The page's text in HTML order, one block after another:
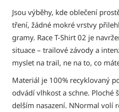
Jsou výběhy, kde oblečení
tření, žádné mokré vrstvy
gramy. Race T-Shirt 02 je
situace – trailové závody a
myslet na trail, ne na to, co
Materiál je 100% recyklovaný
odvádí vlhkost a schne.
delším nasazení. NNormal volí